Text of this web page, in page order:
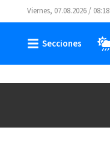
Viernes, 07.08.2026 / 08:18